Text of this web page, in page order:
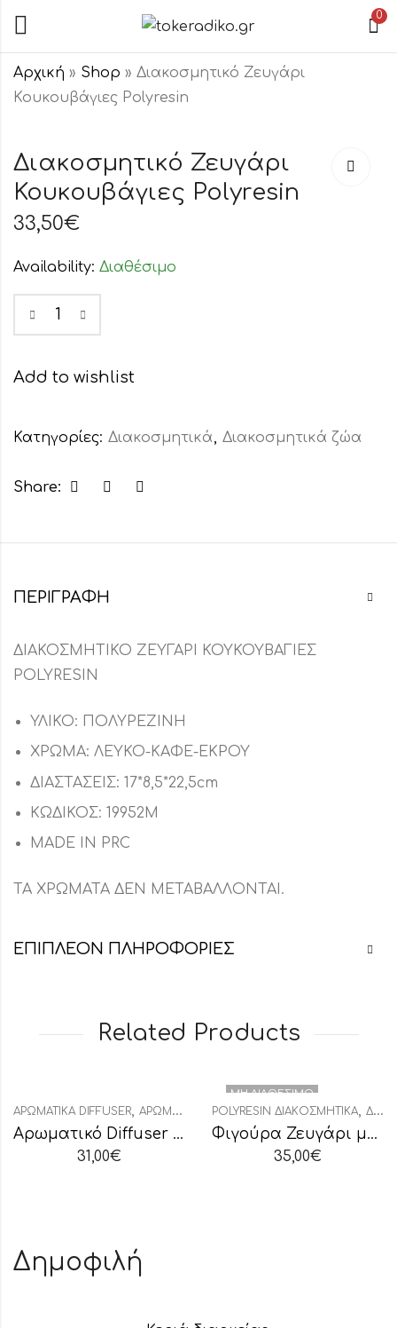
0
Αρχική » Shop » Διακοσμητικό Ζευγάρι
Κουκουβάγιες Polyresin
ΠΕΡΛΕ
2,40
Polyresin
29,00
Διακοσμητικό Ζευγάρι
Κουκουβάγιες Polyresin
33,50€
Availability: Διαθέσιμο
Add to wishlist
Κατηγορίες: Διακοσμητικά, Διακοσμητικά ζώα
Share:
ΠΕΡΙΓΡΑΦΉ
ΔΙΑΚΟΣΜΗΤΙΚΟ ΖΕΥΓΑΡΙ ΚΟΥΚΟΥΒΑΓΙΕΣ
POLYRESIN
ΥΛΙΚΟ: ΠΟΛΥΡΕΖΙΝΗ
ΧΡΩΜΑ: ΛΕΥΚΟ-ΚΑΦΕ-ΕΚΡΟΥ
ΔΙΑΣΤΑΣΕΙΣ: 17*8,5*22,5cm
ΚΩΔΙΚΟΣ: 19952Μ
MADE IN PRC
ΤΑ ΧΡΩΜΑΤΑ ΔΕΝ ΜΕΤΑΒΑΛΛΟΝΤΑΙ.
ΕΠΙΠΛΈΟΝ ΠΛΗΡΟΦΟΡΊΕΣ
Related Products
ΑΡΩΜΑΤΙΚΆ DIFFUSER, ΑΡΩΜΑΤΙΚΆ ΧΏΡΟΥ ,ΔΙΑΚΟΣΜΗΤΙΚΆ
Αρωματικό Diffuser Σταφύλι-Ρόδι
31,00€
ΜΗ ΔΙΑΘΈΣΙΜΟ
POLYRESIN ΔΙΑΚΟΣΜΗΤΙΚΆ, ΔΙΑΚΟΣΜΗΤΙΚΆ
Φιγούρα Ζευγάρι με Μωρό Polyresin
35,00€
Δημοφιλή